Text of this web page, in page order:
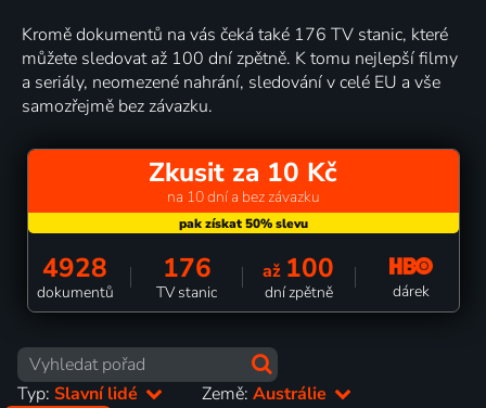
Kromě dokumentů na vás čeká také 176 TV stanic, které
můžete sledovat až 100 dní zpětně. K tomu nejlepší filmy
a seriály, neomezené nahrání, sledování v celé EU a vše
samozřejmě bez závazku.
Zkusit za 10 Kč
na 10 dní a bez závazku
4928
dokumentů
176
TV stanic
až 100
dní zpětně dárek
Typ: Slavní lidé Země:Austrálie